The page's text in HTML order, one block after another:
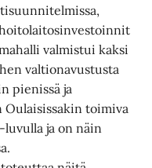
valmistui kaksi
valtionavustusta
pienissä ja
Oulaisissakin toimiva
ja on näin